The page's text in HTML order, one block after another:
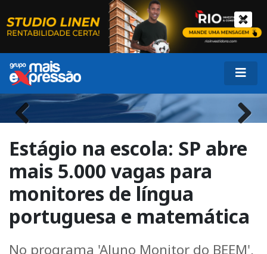
Previous
Estágio na escola: SP abre
mais 5.000 vagas para
monitores de língua